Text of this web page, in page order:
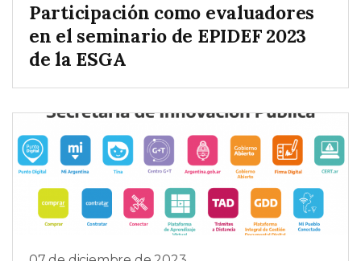
Participación como evaluadores
en el seminario de EPIDEF 2023
de la ESGA